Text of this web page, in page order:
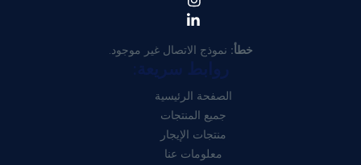
خطأ: نموذج الاتصال غير موجود.
روابط سريعة:
الصفحة الرئيسية
جميع المنتجات
منتجات الإيجار
معلومات عنا